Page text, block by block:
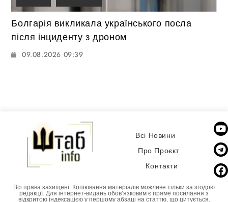
Болгарія викликала українського посла
після інциденту з дроном
09.08.2026 09:39
Всі Новини
Про Проєкт
Контакти
Всі права захищені. Копіювання матеріалів можливе тільки за згодою
редакції. Для інтернет-видань обовʼязковим є пряме посилання з
відкритою індексацією у першому абзаці на статтю, що цитується.